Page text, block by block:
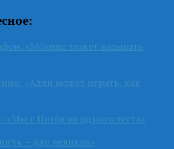
«Мбаппе может называть
«Алли может играть, как
«Мы с Погба из одного теста»
– дар великих»